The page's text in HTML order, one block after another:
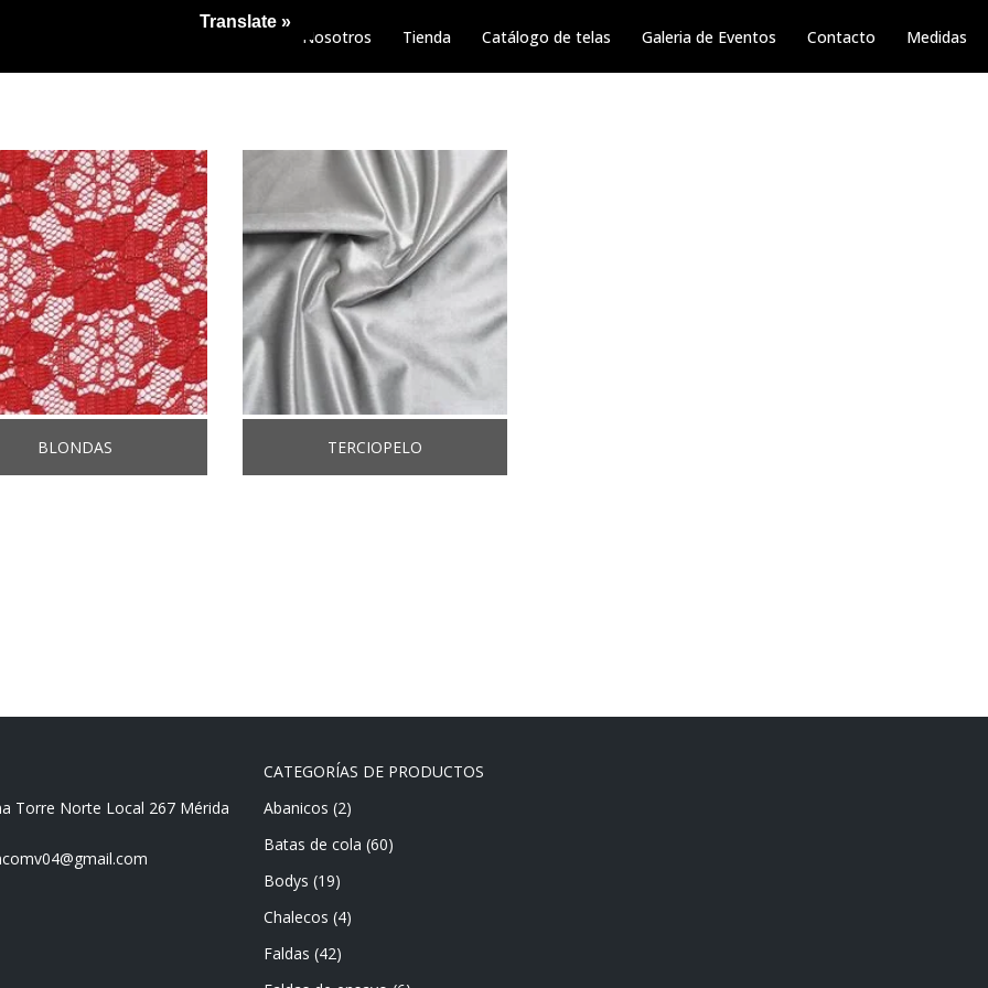
Nosotros Tienda Catálogo de telas Galeria de Eventos Contacto Medidas
BLONDAS TERCIOPELO
Torre Norte Local 267 Mérida
CATEGORÍAS DE PRODUCTOS
Abanicos (2)
Batas de cola (60)
Bodys (19)
Chalecos (4)
Faldas (42)
Translate »